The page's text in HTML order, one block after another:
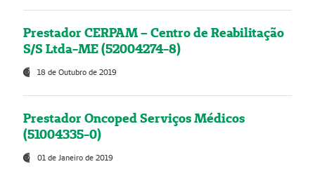
Prestador CERPAM – Centro de Reabilitação
S/S Ltda-ME (52004274-8)
18 de Outubro de 2019
Prestador Oncoped Serviços Médicos
(51004335-0)
01 de Janeiro de 2019